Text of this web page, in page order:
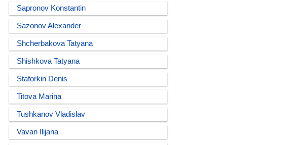
Sapronov Konstantin
Sazonov Alexander
Shcherbakova Tatyana
Shishkova Tatyana
Staforkin Denis
Titova Marina
Tushkanov Vladislav
Vavan Ilijana